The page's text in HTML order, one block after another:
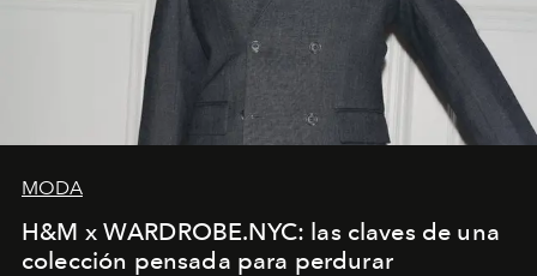
MODA
H&M x WARDROBE.NYC: las claves de una
colección pensada para perdurar